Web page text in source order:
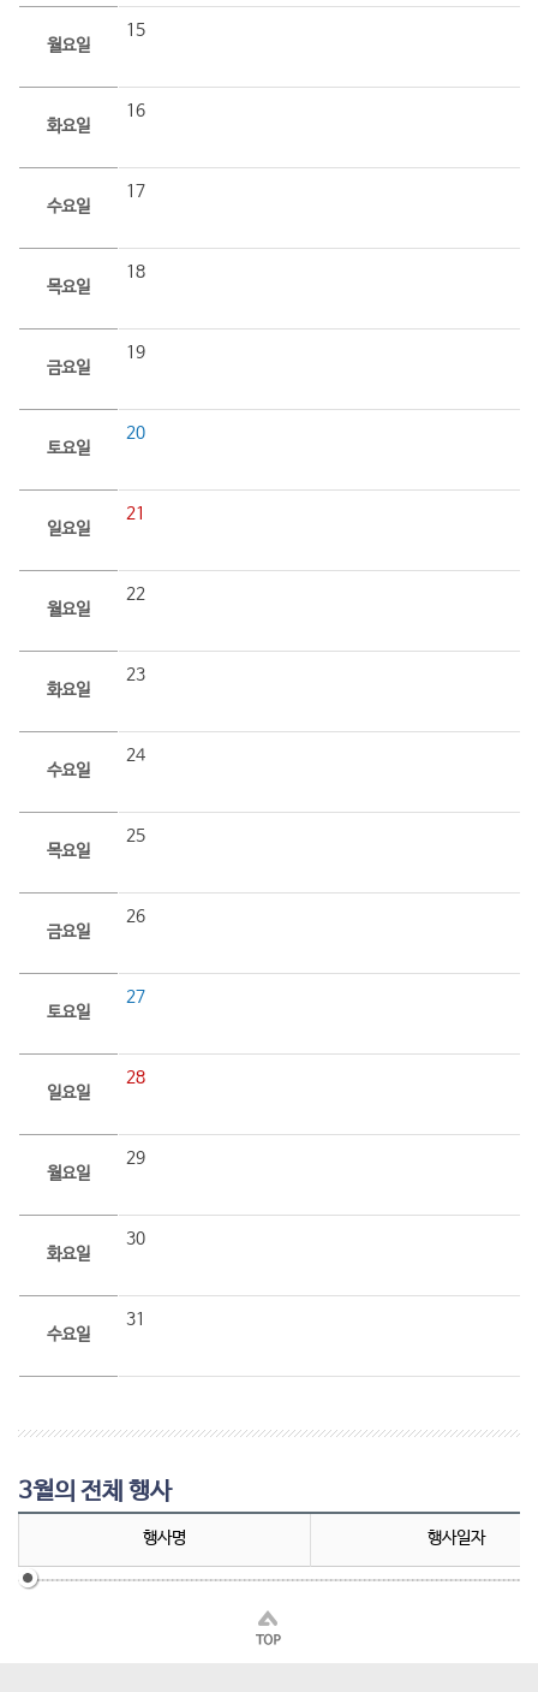
월요일
15
화요일
16
수요일
17
목요일
18
금요일
19
토요일
20
일요일
21
월요일
22
화요일
23
수요일
24
목요일
25
금요일
26
토요일
27
일요일
28
월요일
29
화요일
30
수요일
31
3월의 전체 행사
행사명 행사일자